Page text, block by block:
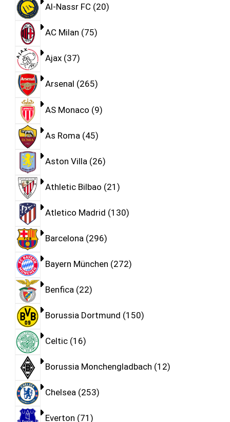
Al-Nassr FC 20
AC Milan 75
Ajax 37
Arsenal 265
AS Monaco 9
As Roma 45
Aston Villa 26
Athletic Bilbao 21
Atletico Madrid 130
Barcelona 296
Bayern München 272
Benfica 22
Borussia Dortmund 150
Celtic 16
Borussia Monchengladbach 12
Chelsea 253
Everton 71